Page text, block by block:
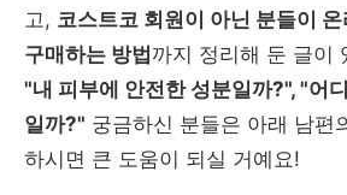
고, 코스트코 회원이 아닌 분들이
구매하는 방법까지 정리해 둔 글이
"내 피부에 안전한 성분일까?", "어
일까?" 궁금하신 분들은 아래 남편
하시면 큰 도움이 되실 거예요!